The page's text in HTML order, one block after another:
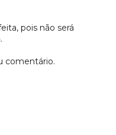
pois não será
comentário.